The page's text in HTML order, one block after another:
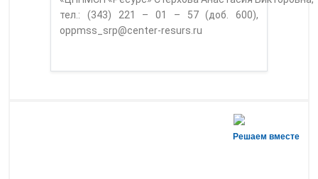
тел.: (343) 221 – 01 – 57 (доб. 600),
oppmss_srp@center-resurs.ru
Решаем вместе